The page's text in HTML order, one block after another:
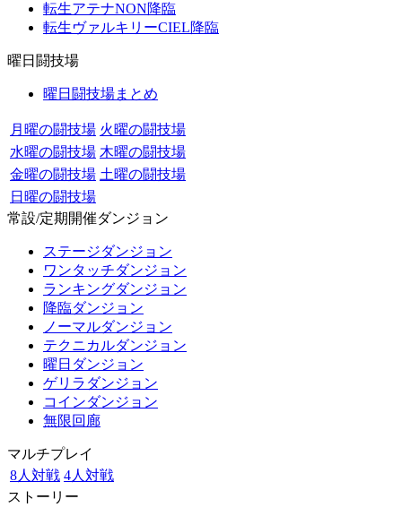
転生アテナNON降臨
転生ヴァルキリーCIEL降臨
曜日闘技場
曜日闘技場まとめ
月曜の闘技場 火曜の闘技場
水曜の闘技場 木曜の闘技場
金曜の闘技場 土曜の闘技場
日曜の闘技場
常設/定期開催ダンジョン
ステージダンジョン
ワンタッチダンジョン
ランキングダンジョン
降臨ダンジョン
ノーマルダンジョン
テクニカルダンジョン
曜日ダンジョン
ゲリラダンジョン
コインダンジョン
無限回廊
マルチプレイ
8人対戦 4人対戦
ストーリー